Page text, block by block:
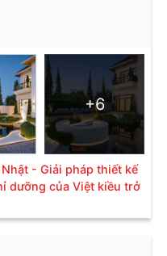
+6
- Giải pháp thiết kế
dưỡng của Việt kiều trở